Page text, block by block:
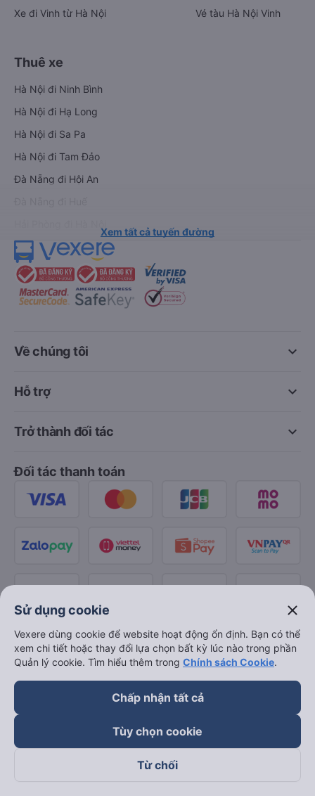
Xe đi Vinh từ Hà Nội
Vé tàu Hà Nội Vinh
Thuê xe
Hà Nội đi Ninh Bình
Hà Nội đi Hạ Long
Hà Nội đi Sa Pa
Hà Nội đi Tam Đảo
Đà Nẵng đi Hội An
Xem tất cả tuyến đường
keyboard_arrow_down
Về chúng tôi
keyboard_arrow_down
Hỗ trợ
keyboard_arrow_down
Trở thành đối tác
Đối tác thanh toán
Theo dõi chúng tôi trên
Sử dụng cookie close
Vexere dùng cookie để website hoạt động ổn định. Bạn có thể
xem chi tiết hoặc thay đổi lựa chọn bất kỳ lúc nào trong phần
Quản lý cookie. Tìm hiểu thêm trong Chính sách Cookie.
Chấp nhận tất cả
Tùy chọn cookie
Từ chối